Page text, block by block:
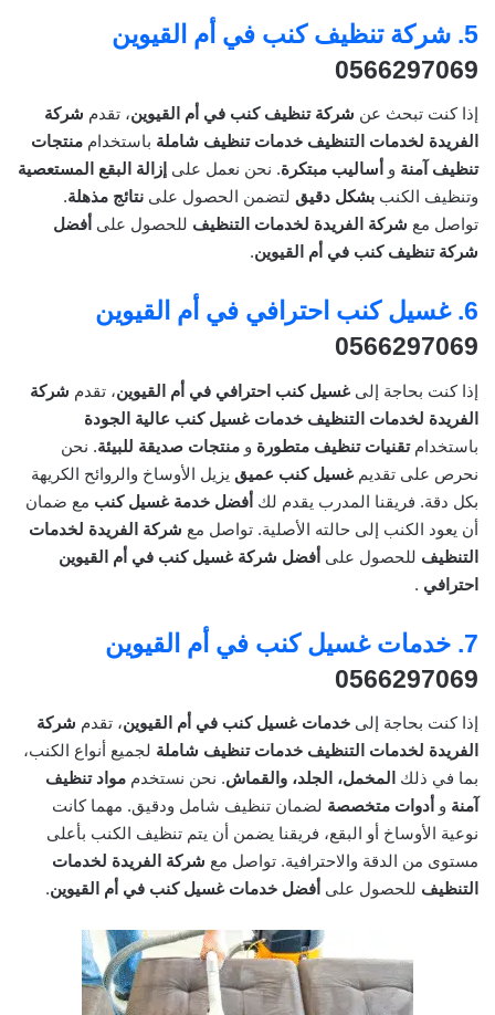
5. شركة تنظيف كنب في أم القيوين
0566297069
إذا كنت تبحث عن شركة تنظيف كنب في أم القيوين، تقدم شركة
الفريدة لخدمات التنظيف خدمات تنظيف شاملة باستخدام منتجات
تنظيف آمنة و أساليب مبتكرة. نحن نعمل على إزالة البقع المستعصية
وتنظيف الكنب بشكل دقيق لتضمن الحصول على نتائج مذهلة.
تواصل مع شركة الفريدة لخدمات التنظيف للحصول على أفضل
شركة تنظيف كنب في أم القيوين.
6. غسيل كنب احترافي في أم القيوين
0566297069
إذا كنت بحاجة إلى غسيل كنب احترافي في أم القيوين، تقدم شركة
الفريدة لخدمات التنظيف خدمات غسيل كنب عالية الجودة
باستخدامتقنيات تنظيف متطورة و منتجات صديقة للبيئة. نحن
نحرص على تقديم غسيل كنب عميق يزيل الأوساخ والروائح الكريهة
بكل دقة. فريقنا المدرب يقدم لك أفضل خدمة غسيل كنب مع ضمان
أن يعود الكنب إلى حالته الأصلية. تواصل مع شركة الفريدة لخدمات
التنظيف للحصول على أفضل شركة غسيل كنب في أم القيوين
احترافي .
7. خدمات غسيل كنب في أم القيوين
0566297069
إذا كنت بحاجة إلى خدمات غسيل كنب في أم القيوين، تقدم شركة
الفريدة لخدمات التنظيف خدمات تنظيف شاملة لجميع أنواع الكنب،
بما في ذلك المخمل، الجلد، والقماش. نحن نستخدم مواد تنظيف
آمنة و أدوات متخصصة لضمان تنظيف شامل ودقيق. مهما كانت
نوعية الأوساخ أو البقع، فريقنا يضمن أن يتم تنظيف الكنب بأعلى
مستوى من الدقة والاحترافية. تواصل مع شركة الفريدة لخدمات
التنظيف للحصول على أفضل خدمات غسيل كنب في أم القيوين.